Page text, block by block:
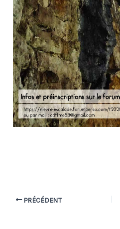
Navigation
PRÉCÉDENT